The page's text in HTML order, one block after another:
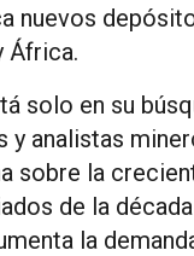
nuevos
África.
solo en su
y analistas
sobre la
de la
la